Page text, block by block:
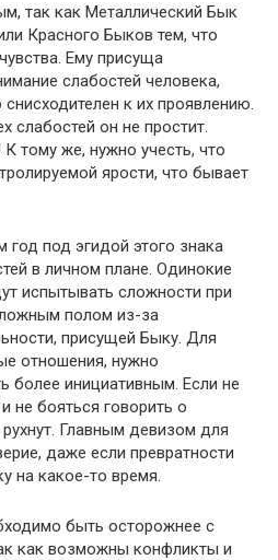
так как Металлический Бык
Красного Быков тем, что
Ему присуща
слабостей человека,
к их проявлению.
слабостей он не простит.
тому же, нужно учесть, что
ярости, что бывает
под эгидой этого знака
в личном плане. Одинокие
испытывать сложности при
полом из-за
присущей Быку. Для
отношения, нужно
более инициативным. Если не
не бояться говорить о
Главным девизом для
даже если превратности
на какое-то время.
быть осторожнее с
как возможны конфликты и